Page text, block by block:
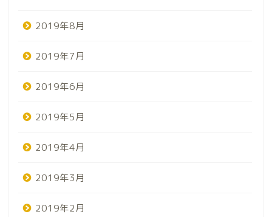
2019年8月
2019年7月
2019年6月
2019年5月
2019年4月
2019年3月
2019年2月